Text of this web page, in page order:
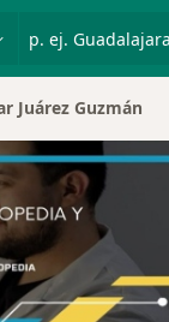
Juárez Guzmán